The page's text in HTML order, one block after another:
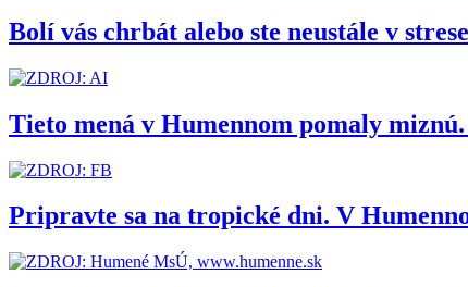
Bolí vás chrbát alebo ste neustále v
Tieto mená v Humennom pomaly
Pripravte sa na tropické dni. V